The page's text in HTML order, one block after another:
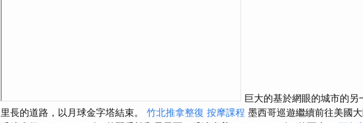
巨大的基於網眼的城市的另
里長的道路，以月球金字塔結束。 竹北推拿整復 按摩課程 墨西哥巡遊繼續前往美國